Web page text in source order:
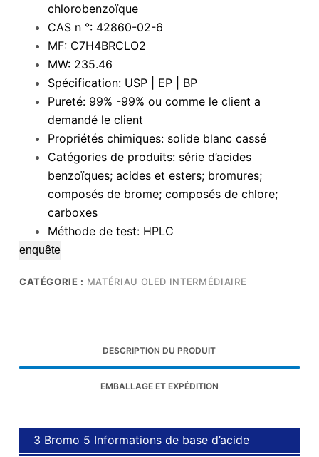
chlorobenzoïque
CAS n °: 42860-02-6
MF: C7H4BRCLO2
MW: 235.46
Spécification: USP | EP | BP
Pureté: 99% -99% ou comme le client a
demandé le client
Propriétés chimiques: solide blanc cassé
Catégories de produits: série d’acides
benzoïques; acides et esters; bromures;
composés de brome; composés de chlore;
carboxes
Méthode de test: HPLC
enquête
CATÉGORIE : MATÉRIAU OLED INTERMÉDIAIRE
DESCRIPTION DU PRODUIT
EMBALLAGE ET EXPÉDITION
3 Bromo 5 Informations de base d’acide